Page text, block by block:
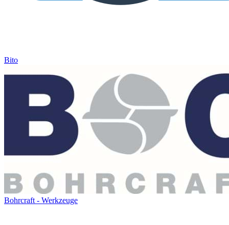
Bito
Bohrcraft - Werkzeuge